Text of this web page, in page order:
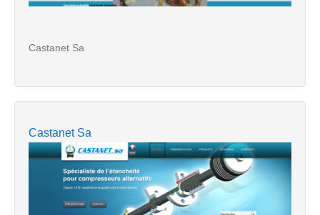
Castanet Sa
Castanet Sa